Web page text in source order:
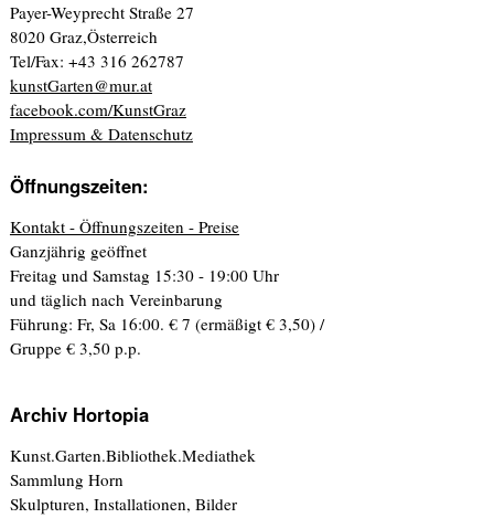
Payer-Weyprecht Straße 27
8020 Graz,Österreich
Tel/Fax: +43 316 262787
kunstGarten@mur.at
facebook.com/KunstGraz
Impressum & Datenschutz
Öffnungszeiten:
Kontakt - Öffnungszeiten - Preise
Ganzjährig geöffnet
Freitag und Samstag 15:30 - 19:00 Uhr
und täglich nach Vereinbarung
Führung: Fr, Sa 16:00. € 7 (ermäßigt € 3,50) /
Gruppe € 3,50 p.p.
Archiv Hortopia
Kunst.Garten.Bibliothek.Mediathek
Sammlung Horn
Skulpturen, Installationen, Bilder